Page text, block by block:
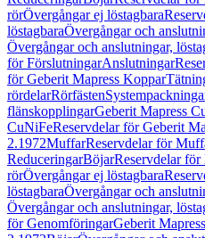
rörÖvergångar ej löstagbara
löstagbaraÖvergångar och
Övergångar och anslutningar,
för FörslutningarAnslutningar
för Geberit Mapress Koppar
rördelarRörfästen
flänskopplingarGeberit Mapress
CuNiFeReservdelar för Geberit
2.1972MuffarReservdelar för
ReduceringarBöjarReservdelar för
rörÖvergångar ej löstagbara
löstagbaraÖvergångar och
Övergångar och anslutningar,
för GenomföringarGeberit